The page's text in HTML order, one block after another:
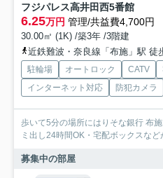
フジパレス高井田西5番館
6.25万円 管理/共益費4,700円
30.00㎡ (1K) /築3年 /3階建
近鉄難波・奈良線「布施」駅 徒
駐輪場 オートロック CATV
インターネット対応
防犯カメラ
歩いて5分の場所にはりそな銀行 布
ミ出し24時間OK・宅配ボックスなど
募集中の部屋